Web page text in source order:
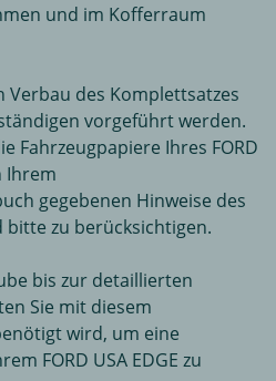
und im Kofferraum
Verbau des Komplettsatzes
vorgeführt werden.
Fahrzeugpapiere Ihres FORD
Ihrem
gegebenen Hinweise des
bitte zu berücksichtigen.
bis zur detaillierten
Sie mit diesem
wird, um eine
FORD USA EDGE zu